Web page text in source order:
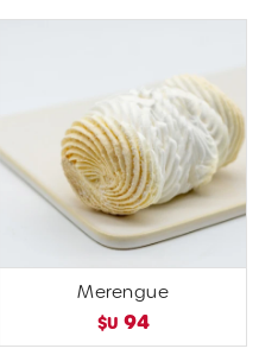
Merengue
$U 94